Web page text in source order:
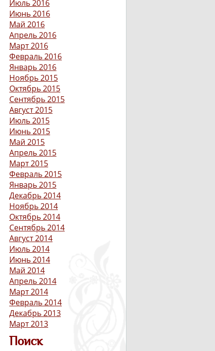
Июль 2016
Июнь 2016
Май 2016
Апрель 2016
Март 2016
Февраль 2016
Январь 2016
Ноябрь 2015
Октябрь 2015
Сентябрь 2015
Август 2015
Июль 2015
Июнь 2015
Май 2015
Апрель 2015
Март 2015
Февраль 2015
Январь 2015
Декабрь 2014
Ноябрь 2014
Октябрь 2014
Сентябрь 2014
Август 2014
Июль 2014
Июнь 2014
Май 2014
Апрель 2014
Март 2014
Февраль 2014
Декабрь 2013
Март 2013
Поиск